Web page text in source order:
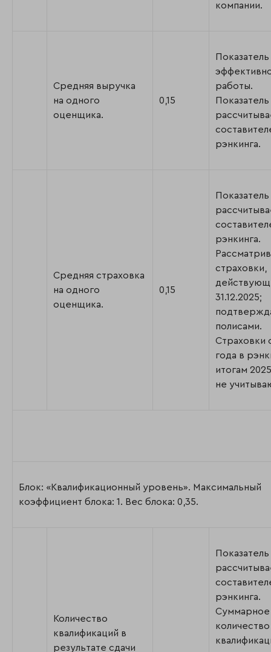
компании.
Средняя выручка
на одного
оценщика.
0,15
Показатель
работы.
Показатель
рэнкинга.
Средняя страховка
на одного
оценщика.
0,15
Показатель
рэнкинга.
страховки,
31.12.2025;
полисами.
Страховки
года в
итогам
не
Блок: «Квалификационный уровень». Максимальный
коэффициент блока: 1. Вес блока: 0,35.
Количество
квалификаций в
результате сдачи
Показатель
рэнкинга.
Суммарное
количество